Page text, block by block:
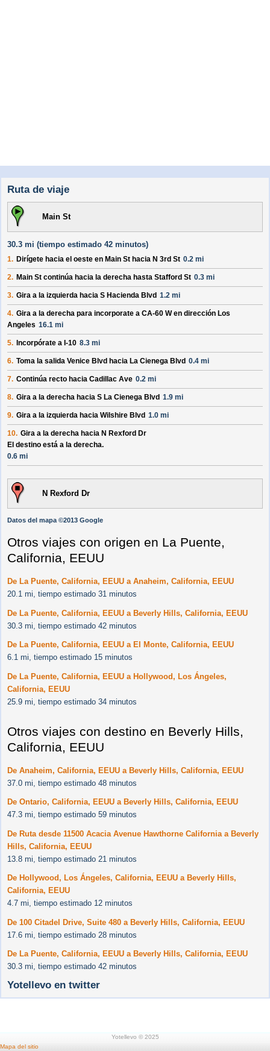
Ruta de viaje
Main St
30.3 mi (tiempo estimado 42 minutos)
1. Dirígete hacia el oeste en Main St hacia N 3rd St 0.2 mi
2. Main St continúa hacia la derecha hasta Stafford St 0.3 mi
3. Gira a la izquierda hacia S Hacienda Blvd 1.2 mi
4. Gira a la derecha para incorporate a CA-60 Wen dirección Los
Angeles 16.1 mi
5. Incorpórate a I-10 8.3 mi
6. Toma la salida Venice Blvd hacia La Cienega Blvd 0.4 mi
7. Continúa recto hacia Cadillac Ave 0.2 mi
8. Gira a la derecha hacia S La Cienega Blvd 1.9 mi
9. Gira a la izquierda hacia Wilshire Blvd 1.0 mi
10. Gira a la derecha hacia N Rexford Dr
El destino está a la derecha.
0.6 mi
N Rexford Dr
Datos del mapa ©2013 Google
Otros viajes con origen en La Puente,
California, EEUU
De La Puente, California, EEUU a Anaheim, California, EEUU
20.1 mi, tiempo estimado 31 minutos
De La Puente, California, EEUU a Beverly Hills, California, EEUU
30.3 mi, tiempo estimado 42 minutos
De La Puente, California, EEUU a El Monte, California, EEUU
6.1 mi, tiempo estimado 15 minutos
De La Puente, California, EEUU a Hollywood, Los Ángeles,
California, EEUU
25.9 mi, tiempo estimado 34 minutos
Otros viajes con destino en Beverly Hills,
California, EEUU
De Anaheim, California, EEUU a Beverly Hills, California, EEUU
37.0 mi, tiempo estimado 48 minutos
De Ontario, California, EEUU a Beverly Hills, California, EEUU
47.3 mi, tiempo estimado 59 minutos
De Ruta desde 11500 Acacia Avenue Hawthorne California a Beverly
Hills, California, EEUU
13.8 mi, tiempo estimado 21 minutos
De Hollywood, Los Ángeles, California, EEUU a Beverly Hills,
California, EEUU
4.7 mi, tiempo estimado 12 minutos
De 100 Citadel Drive, Suite 480 a Beverly Hills, California, EEUU
17.6 mi, tiempo estimado 28 minutos
De La Puente, California, EEUU a Beverly Hills, California, EEUU
30.3 mi, tiempo estimado 42 minutos
Yotellevo en twitter
Yotellevo © 2025
Mapa del sitio